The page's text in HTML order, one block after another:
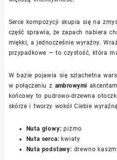
Serce kompozycji skupia się na
część sprawia, że zapach nabiera
miękki, a jednocześnie wyraźny.
przypadkowe — to czystość, która
W bazie pojawia się szlachetna
w połączeniu z ambrowymi
końcowy to pudrowo-drzewna
skórze i tworzy wokół Ciebie
Nuta głowy: piżmo
Nuta serca: kwiaty
Nuta podstawy: drewno